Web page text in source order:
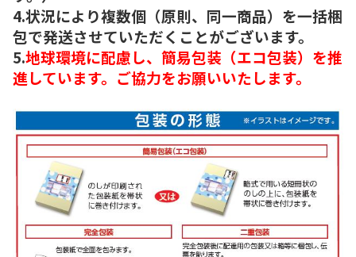
4.状況により複数個（原則、同一商品）を一括梱
包で発送させていただくことがございます。
5.地球環境に配慮し、簡易包装（エコ包装）を推
進しています。ご協力をお願いいたします。